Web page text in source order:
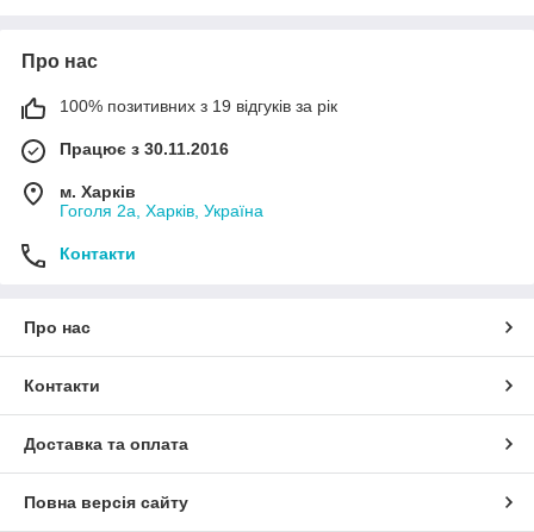
Про нас
100% позитивних з 19 відгуків за рік
Працює з 30.11.2016
м. Харків
Гоголя 2а, Харків, Україна
Контакти
Про нас
Контакти
Доставка та оплата
Повна версія сайту